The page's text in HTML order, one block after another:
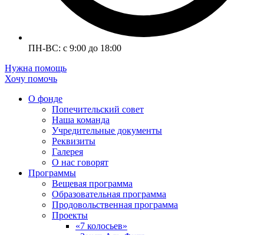
ПН-ВС: с 9:00 до 18:00
Нужна помощь
Хочу помочь
О фонде
Попечительский совет
Наша команда
Учредительные документы
Реквизиты
Галерея
О нас говорят
Программы
Вещевая программа
Образовательная программа
Продовольственная программа
Проекты
«7 колосьев»